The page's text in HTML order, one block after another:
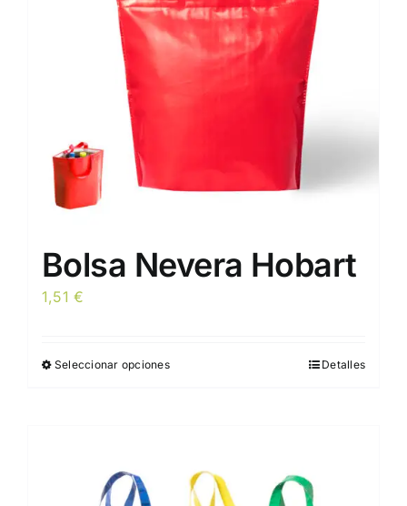
Bolsa Nevera Hobart
1,51€
Seleccionar opcionesEste
variantes.
Las
Detalles